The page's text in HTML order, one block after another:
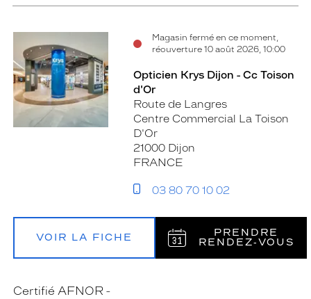
Magasin fermé en ce moment,
réouverture 10 août 2026, 10:00
Opticien Krys Dijon - Cc Toison
d'Or
Route de Langres
Centre Commercial La Toison
D'Or
21000 Dijon
FRANCE
03 80 70 10 02
VOIR LA FICHE
PRENDRE
RENDEZ‑VOUS
Certifié AFNOR